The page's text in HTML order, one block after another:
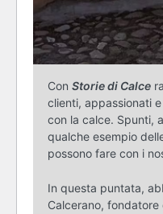
ConStorie di Calce
clienti, appassionati
con la calce. Spunti,
qualche esempio
possono fare con i
In questa puntata,
Calcerano, fondatore